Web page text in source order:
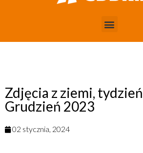
Zdjęcia z ziemi,
Grudzień 2023
02 stycznia, 2024